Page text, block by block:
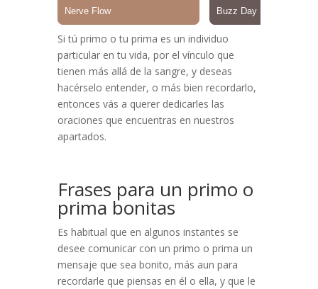
Si tú primo o tu prima es un individuo
particular en tu vida, por el vínculo que
tienen más allá de la sangre, y deseas
hacérselo entender, o más bien recordarlo,
entonces vás a querer dedicarles las
oraciones que encuentras en nuestros
apartados.
Frases para un primo o
prima bonitas
Es habitual que en algunos instantes se
desee comunicar con un primo o prima un
mensaje que sea bonito, más aun para
recordarle que piensas en él o ella, y que le